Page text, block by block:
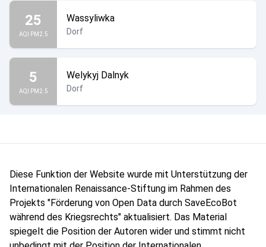
25
AQI PM2.5
Wassyliwka
Dorf
5
AQI PM2.5
Welykyj Dalnyk
Dorf
Diese Funktion der Website wurde mit Unterstützung der
Internationalen Renaissance-Stiftung im Rahmen des
Projekts "Förderung von Open Data durch SaveEcoBot
während des Kriegsrechts" aktualisiert. Das Material
spiegelt die Position der Autoren wider und stimmt nicht